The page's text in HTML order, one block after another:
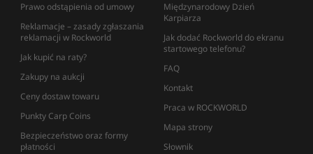
Prawo odstąpienia od umowy
Reklamacje – zasady zgłaszania
reklamacji w Rockworld
Jak kupić na raty?
Zakupy na aukcji
Ceny dostaw towaru
Punkty Carp Coins
Bezpieczeństwo oraz formy
płatności
Międzynarodowy Dzień
Karpiarza
Jak dodać Rockworld do ekranu
startowego telefonu?
FAQ
Kontakt
Praca w ROCKWORLD
Mapa strony
Słownik